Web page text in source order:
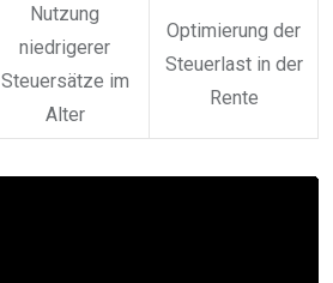
Nutzung
niedrigerer
Steuersätze im
Alter
Optimierung der
Steuerlast in der
Rente